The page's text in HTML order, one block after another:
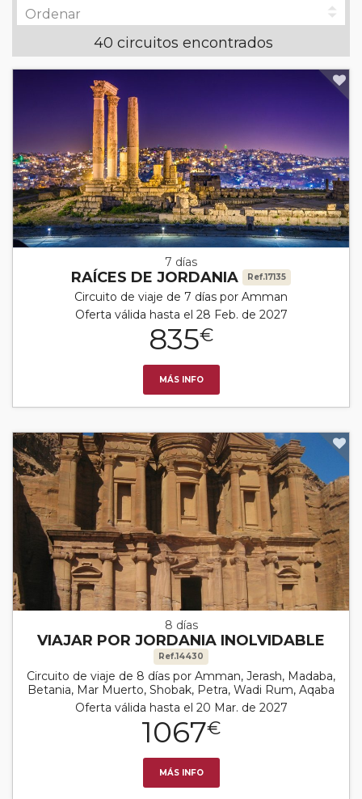
40 circuitos encontrados
7 días
RAÍCES DE JORDANIA Ref.17135
Circuito de viaje de 7 días por Amman
Oferta válida hasta el 28 Feb. de 2027
835€
MÁS INFO
8 días
VIAJAR POR JORDANIA INOLVIDABLE
Ref.14430
Circuito de viaje de 8 días por Amman, Jerash, Madaba,
Betania, Mar Muerto, Shobak, Petra, Wadi Rum, Aqaba
Oferta válida hasta el 20 Mar. de 2027
1067€
MÁS INFO